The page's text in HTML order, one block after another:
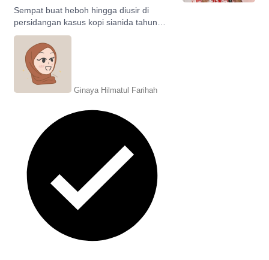
Sempat buat heboh hingga diusir di
persidangan kasus kopi sianida tahun
2016, apakah peran Roy Suryo saat itu?
Simak selengkapnya!
Ginaya Hilmatul Farihah